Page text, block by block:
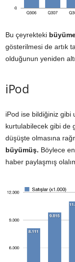
Bu çeyrekteki
gösterilmesi de artık
olduğunun yeniden
iPod
iPod ise bildiğiniz gibi
kurtulabilecek gibi de
düşüşte olmasına
büyümüş. Böylece
haber paylaşmış